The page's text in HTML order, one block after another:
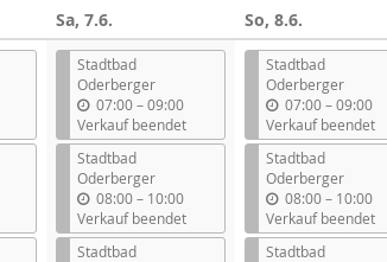
Sa, 7.6.
Stadtbad
Oderberger
07:00 –b
i
s
09:00
Verkauf beendet
Stadtbad
Oderberger
08:00 –b
i
s
10:00
Verkauf beendet
Stadtbad
So, 8.6.
Stadtbad
Oderberger
07:00 –b
i
s
09:00
Verkauf beendet
Stadtbad
Oderberger
08:00 –b
i
s
10:00
Verkauf beendet
Stadtbad